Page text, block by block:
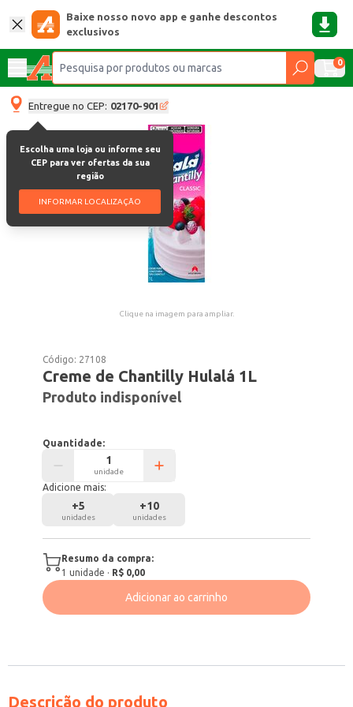
Baixe nosso novo app e ganhe descontos
exclusivos
0
Entregue no CEP: 02170-901
Escolha uma loja ou informe seu
CEP para ver ofertas da sua
região
INFORMAR LOCALIZAÇÃO
Clique na imagem para ampliar.
Código: 27108
Creme de Chantilly Hulalá 1L
Produto indisponível
Quantidade:
unidade
Adicione mais:
+5
unidades
+10
unidades
Resumo da compra:
1 unidade · R$ 0,00
Adicionar ao carrinho
Descrição do produto